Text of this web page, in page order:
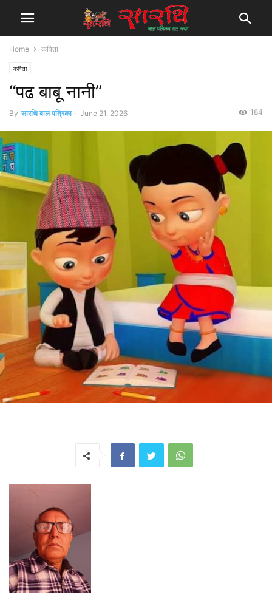
Home कविता
कविता
“पढ बाबू नानी”
By सारथि बाल पत्रिका - June 21, 2026 184